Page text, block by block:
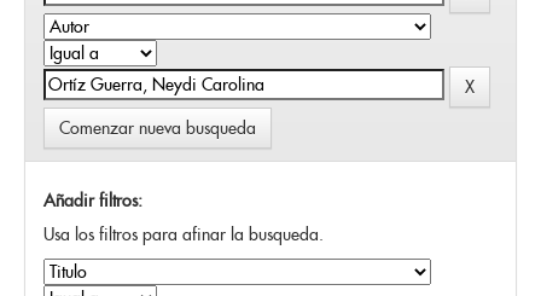
Comenzar nueva busqueda
Añadir filtros:
Usa los filtros para afinar la busqueda.